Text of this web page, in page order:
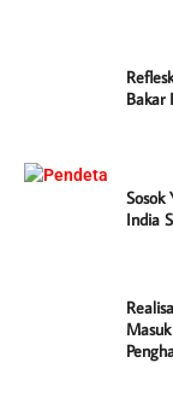
Bakar
Sosok
India